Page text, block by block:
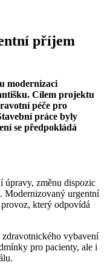
příjem
modernizaci
Cílem projektu
péče pro
práce byly
se předpokládá
úpravy, změnu dispozic
Modernizovaný urgentní
který odpovídá
zdravotnického vybavení
pro pacienty, ale i